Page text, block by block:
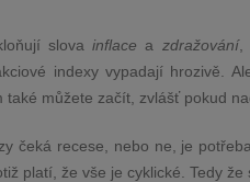
slovainflace a zdražování,
indexy vypadají hrozivě.
také můžete začít, zvlášť pokud
čeká recese, nebo ne, je
platí, že vše je cyklické. Tedy